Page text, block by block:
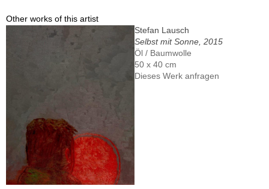
Other works of this artist
Stefan Lausch
Selbst mit Sonne, 2015
Öl / Baumwolle
50 x 40 cm
Dieses Werk anfragen